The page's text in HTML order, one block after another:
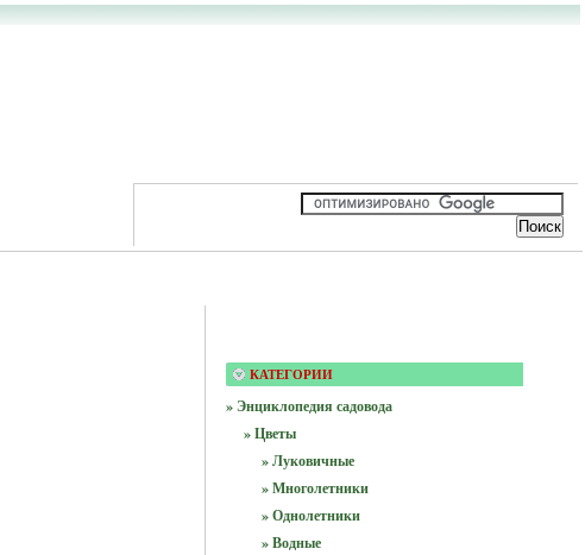
КАТЕГОРИИ
» Энциклопедия садовода
» Цветы
» Луковичные
» Многолетники
» Однолетники
» Водные